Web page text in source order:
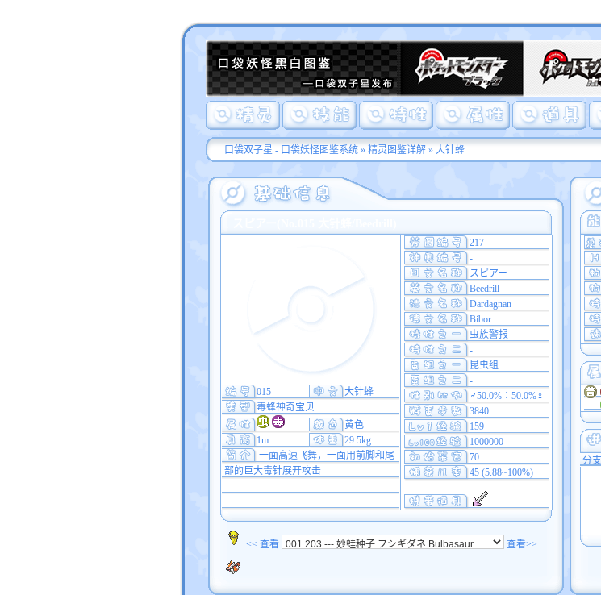
口袋双子星 - 口袋妖怪图鉴系统» 精灵图鉴详解» 大针蜂
217
-
スピアー
Beedrill
Dardagnan
Bibor
虫族警报
-
昆虫组
-
♂50.0%∶50.0%♀
3840
159
1000000
70
45 (5.88~100%)
015
大针蜂
毒蜂神奇宝贝
黄色
1m
29.5kg
一面高速飞舞，一面用前脚和尾
部的巨大毒针展开攻击
<< 查看 查看>>
分